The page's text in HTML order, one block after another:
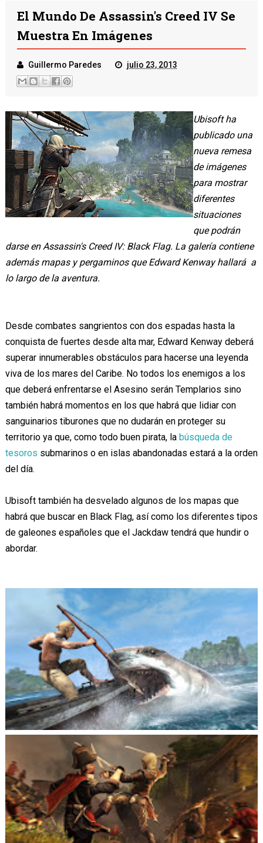
El Mundo De Assassin's Creed IV Se
Muestra En Imágenes
Guillermo Paredes julio 23, 2013
Ubisoft ha
publicado una
nueva remesa
de imágenes
para mostrar
diferentes
situaciones
que podrán
darse en Assassin's Creed IV: Black Flag. La galería contiene
además mapas y pergaminos que Edward Kenway hallará a
lo largo de la aventura.
Desde combates sangrientos con dos espadas hasta la
conquista de fuertes desde alta mar, Edward Kenway deberá
superar innumerables obstáculos para hacerse una leyenda
viva de los mares del Caribe. No todos los enemigos a los
que deberá enfrentarse el Asesino serán Templarios sino
también habrá momentos en los que habrá que lidiar con
sanguinarios tiburones que no dudarán en proteger su
territorio ya que, como todo buen pirata, la búsqueda de
tesoros submarinos o en islas abandonadas estará a la orden
del día.
Ubisoft también ha desvelado algunos de los mapas que
habrá que buscar en Black Flag, así como los diferentes tipos
de galeones españoles que el Jackdaw tendrá que hundir o
abordar.